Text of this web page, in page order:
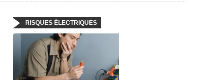
RISQUES ÉLECTRIQUES